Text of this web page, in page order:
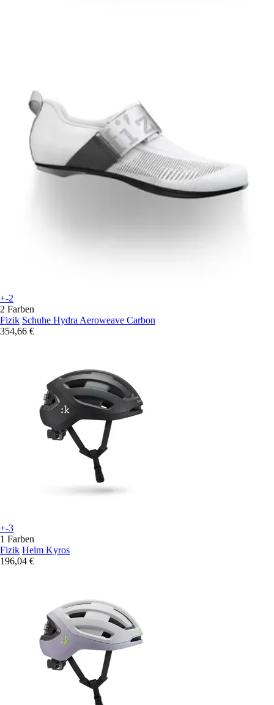
+-2
2 Farben
Fizik Schuhe Hydra Aeroweave Carbon
354,66 €
+-3
1 Farben
Fizik Helm Kyros
196,04 €